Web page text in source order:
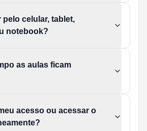
pelo celular, tablet,
notebook?
as aulas ficam
acesso ou acessar o